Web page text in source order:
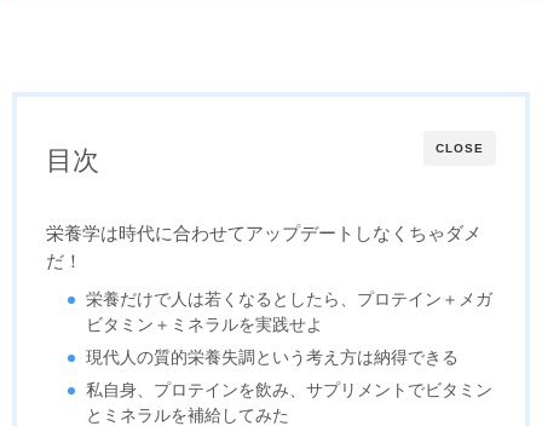
CLOSE
目次
栄養学は時代に合わせてアップデートしなくちゃダメ
だ！
栄養だけで人は若くなるとしたら、プロテイン＋メガ
ビタミン＋ミネラルを実践せよ
現代人の質的栄養失調という考え方は納得できる
私自身、プロテインを飲み、サプリメントでビタミン
とミネラルを補給してみた